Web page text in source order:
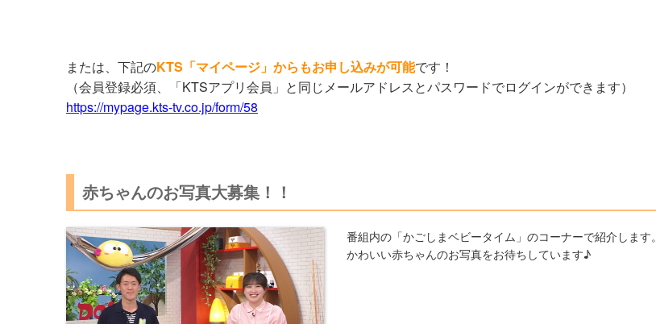
または、下記のKTS「マイページ」からもお申し込みが可能です！
（会員登録必須、「KTSアプリ会員」と同じメールアドレスとパスワードでログインができます）
https://mypage.kts-tv.co.jp/form/58
赤ちゃんのお写真大募集！！
番組内の「かごしまベビータイム」のコーナーで紹介します。
かわいい赤ちゃんのお写真をお待ちしています♪